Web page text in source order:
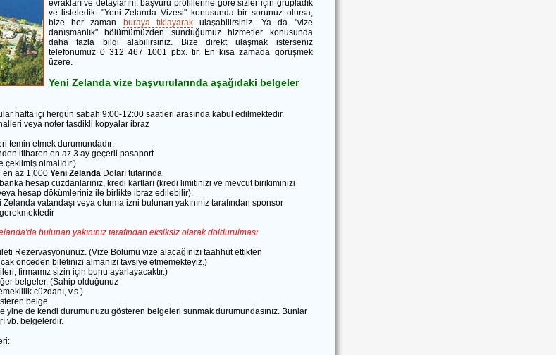
evrakları ve detaylarını, başvuru profillerine göre sizler için grupladık
ve listeledik. "Yeni Zelanda Vizesi" konusunda bir sorunuz olursa,
bize her zaman buraya tıklayarak ulaşabilirsiniz. Ya da "vize
danışmanlık" bölümümüzden sunduğumuz hizmetler konusunda
daha fazla bilgi alabilirsiniz. Bize direkt ulaşmak isterseniz
telefonumuz 0 312 467 1001 pbx. tir. En kısa zamada görüşmek
üzere.
Yeni Zelanda vize başvurularında aşağıdaki belgeler
hafta içi hergün sabah 9:00-12:00 saatleri arasında kabul edilmektedir.
veya noter tasdikli kopyalar ibraz
temin etmek durumundadır:
itibaren en az 3 ay geçerli pasaport.
olmalıdır.)
en az 1,000 Yeni ZelandaDoları tutarında
hesap cüzdanlarınız, kredi kartları (kredi limitinizi ve mevcut birikiminizi
hesap dökümleriniz ile birlikte ibraz edilebilir).
vatandaşı veya oturma izni bulunan yakınınız tarafından sponsor
bulunan yakınınız tarafından eksiksiz olarak doldurulması
Rezervasyonunuz. (Vize Bölümü vize alacağınızı taahhüt ettikten
önceden biletinizi almanızı tavsiye etmemekteyiz.)
firmamız sizin için bunu ayarlayacaktır.)
belgeler. (Sahip olduğunuz
cüzdanı, v.s.)
belge.
yine de kendi durumunuzu gösteren belgeleri sunmak durumundasınız. Bunlar
vb. belgelerdir.